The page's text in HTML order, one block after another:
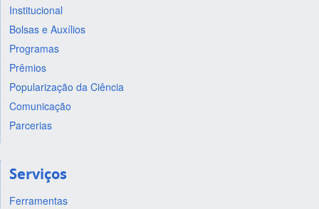
Institucional
Bolsas e Auxílios
Programas
Prêmios
Popularização da Ciência
Comunicação
Parcerias
Serviços
Ferramentas